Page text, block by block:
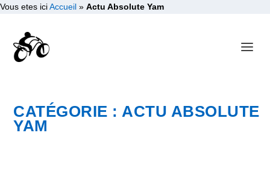
Vous etes iciAccueil » Actu Absolute Yam
CATÉGORIE :ACTU ABSOLUTE
YAM